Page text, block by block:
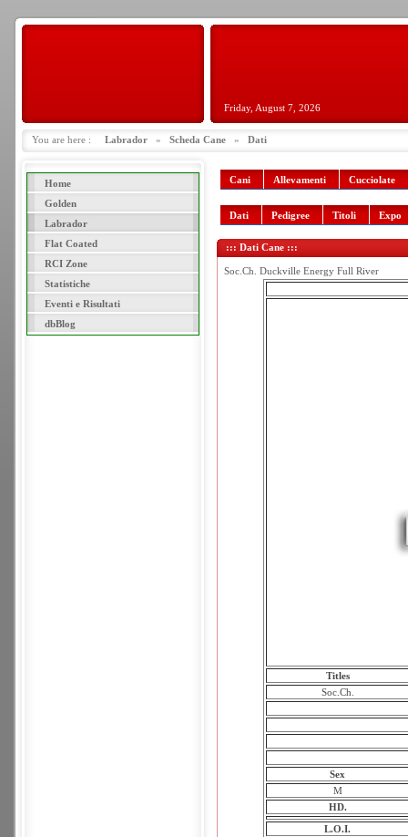
Friday, August 7, 2026
You are here : Labrador » Scheda Cane » Dati
Home
Golden
Labrador
Flat Coated
RCI Zone
Statistiche
Eventi e Risultati
dbBlog
Cani Allevamenti Cucciolate
Dati Pedigree Titoli Expo
::: Dati Cane :::
Soc.Ch. Duckville Energy Full River
Titles
Soc.Ch.
Sex
M
HD.
L.O.I.